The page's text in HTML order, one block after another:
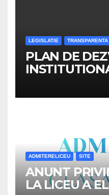
LEGISLATIE TRANSPARENTA
PLAN DE
ADMITERELICEU SITE
ANUNT
LA LICEU A